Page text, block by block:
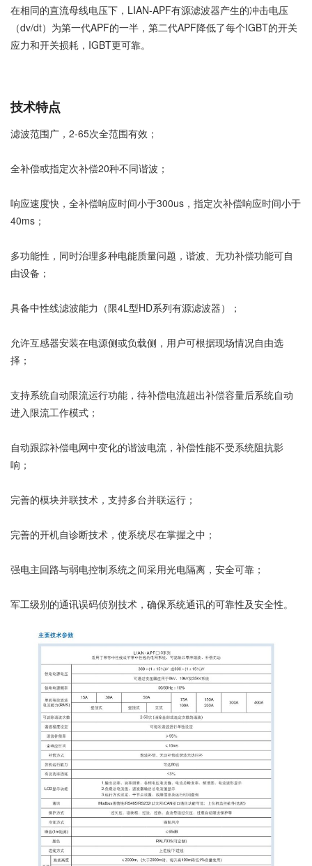
在相同的直流母线电压下，LIAN-APF有源滤波器产生的冲击电压
（dv/dt）为第一代APF的一半，第二代APF降低了每个IGBT的开关
应力和开关损耗，IGBT更可靠。
技术特点
滤波范围广，2-65次全范围有效；
全补偿或指定次补偿20种不同谐波；
响应速度快，全补偿响应时间小于300us，指定次补偿响应时间小于
40ms；
多功能性，同时治理多种电能质量问题，谐波、无功补偿功能可自
由设备；
具备中性线滤波能力（限4L型HD系列有源滤波器）；
允许互感器安装在电源侧或负载侧，用户可根据现场情况自由选
择；
支持系统自动限流运行功能，待补偿电流超出补偿容量后系统自动
进入限流工作模式；
自动跟踪补偿电网中变化的谐波电流，补偿性能不受系统阻抗影
响；
完善的模块并联技术，支持多台并联运行；
完善的开机自诊断技术，使系统尽在掌握之中；
强电主回路与弱电控制系统之间采用光电隔离，安全可靠；
军工级别的通讯误码侦别技术，确保系统通讯的可靠性及安全性。